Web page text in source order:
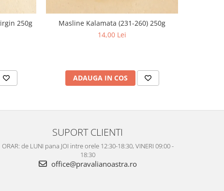
250g
Masline Kalamata (231-260) 250g
14,00 Lei
ADAUGA IN COS
SUPORT CLIENTI
ORAR: de LUNI pana JOI intre orele 12:30-18:30, VINERI 09:00 -
18:30
office@pravalianoastra.ro